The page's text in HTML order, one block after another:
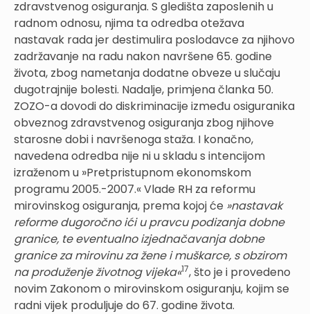
zdravstvenog osiguranja. S gledišta zaposlenih u
radnom odnosu, njima ta odredba otežava
nastavak rada jer destimulira poslodavce za njihovo
zadržavanje na radu nakon navršene 65. godine
života, zbog nametanja dodatne obveze u slučaju
dugotrajnije bolesti. Nadalje, primjena članka 50.
ZOZO-a dovodi do diskriminacije između osiguranika
obveznog zdravstvenog osiguranja zbog njihove
starosne dobi i navršenoga staža. I konačno,
navedena odredba nije ni u skladu s intencijom
izraženom u »Pretpristupnom ekonomskom
programu 2005.-2007.« Vlade RH za reformu
mirovinskog osiguranja, prema kojoj će »nastavak
reforme dugoročno ići u pravcu podizanja dobne
granice, te eventualno izjednačavanja dobne
granice za mirovinu za žene i muškarce, s obzirom
na produženje životnog vijeka«17, što je i provedeno
novim Zakonom o mirovinskom osiguranju, kojim se
radni vijek produljuje do 67. godine života.